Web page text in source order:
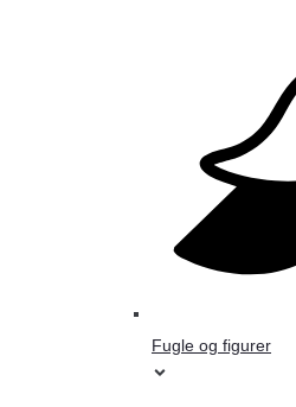
Fugle og figurer